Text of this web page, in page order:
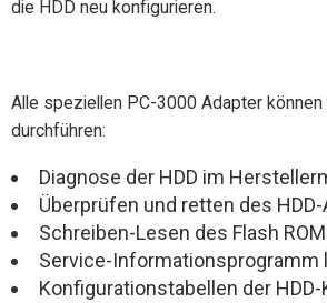
die HDD neu konfigurieren.
Alle speziellen PC-3000 Adapter
durchführen:
Diagnose der HDD im
Überprüfen und retten des
Schreiben-Lesen des Flash
Service-Informationsprogramm
Konfigurationstabellen der